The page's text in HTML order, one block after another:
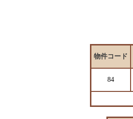
物件コード
84